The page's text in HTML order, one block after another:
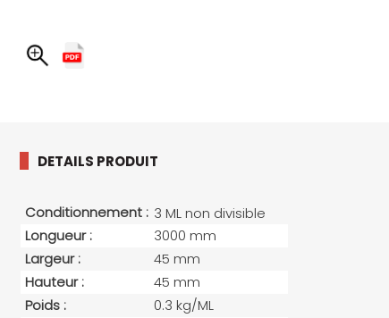
DETAILS PRODUIT
Conditionnement : 3 ML non divisible
Longueur :
3000 mm
Largeur :
45 mm
Hauteur :
45 mm
Poids :
0.3 kg/ML